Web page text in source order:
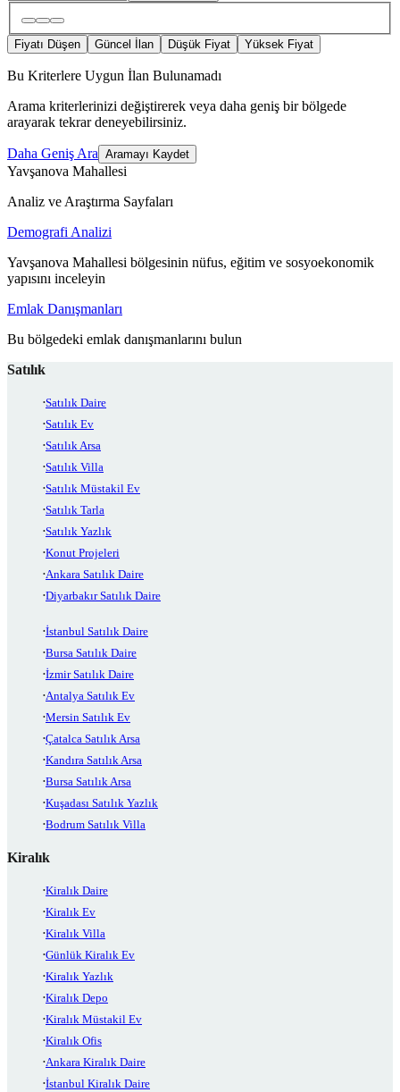
Fiyatı Düşen Güncel İlan Düşük Fiyat Yüksek Fiyat
Bu Kriterlere Uygun İlan Bulunamadı
Arama kriterlerinizi değiştirerek veya daha geniş bir bölgede
arayarak tekrar deneyebilirsiniz.
Daha Geniş Ara Aramayı Kaydet
Yavşanova Mahallesi
Analiz ve Araştırma Sayfaları
Demografi Analizi
Yavşanova Mahallesi bölgesinin nüfus, eğitim ve sosyoekonomik
yapısını inceleyin
Emlak Danışmanları
Bu bölgedeki emlak danışmanlarını bulun
Satılık
Satılık Daire
Satılık Ev
Satılık Arsa
Satılık Villa
Satılık Müstakil Ev
Satılık Tarla
Satılık Yazlık
Konut Projeleri
Ankara Satılık Daire
Diyarbakır Satılık Daire
İstanbul Satılık Daire
Bursa Satılık Daire
İzmir Satılık Daire
Antalya Satılık Ev
Mersin Satılık Ev
Çatalca Satılık Arsa
Kandıra Satılık Arsa
Bursa Satılık Arsa
Kuşadası Satılık Yazlık
Bodrum Satılık Villa
Kiralık
Kiralık Daire
Kiralık Ev
Kiralık Villa
Günlük Kiralık Ev
Kiralık Yazlık
Kiralık Depo
Kiralık Müstakil Ev
Kiralık Ofis
Ankara Kiralık Daire
İstanbul Kiralık Daire